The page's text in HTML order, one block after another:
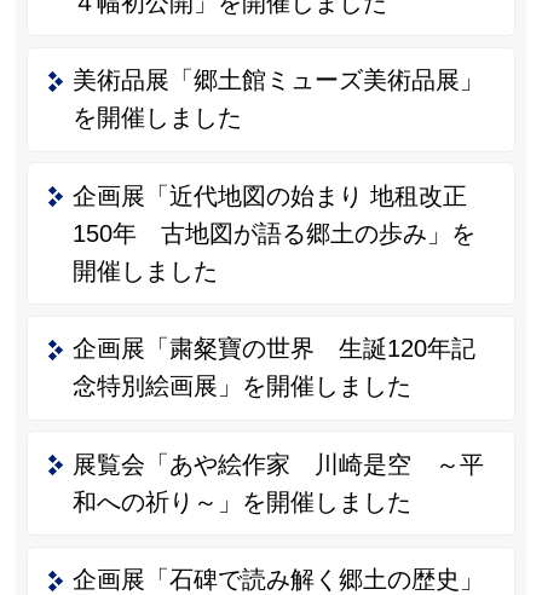
美術品展「郷土館ミューズ美術品展」
を開催しました
企画展「近代地図の始まり 地租改正
150年 古地図が語る郷土の歩み」を
開催しました
企画展「粛粲寶の世界 生誕120年記
念特別絵画展」を開催しました
展覧会「あや絵作家 川崎是空 ～平
和への祈り～」を開催しました
企画展「石碑で読み解く郷土の歴史」